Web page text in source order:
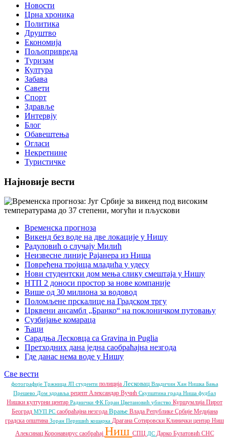
Новости
Црна хроника
Политика
Друштво
Економија
Пољопривреда
Туризам
Култура
Забава
Савети
Спорт
Здравље
Интервју
Блог
Обавештења
Огласи
Некретнине
Туристичке
Најновије вести
Временска прогноза
Викенд без воде на две локације у Нишу
Радуловић о случају Милић
Неизвесне линије Рајанера из Ниша
Повређена тројица младића у удесу
Нови студентски дом мења слику смештаја у Нишу
НТП 2 доноси простор за нове компаније
Више од 30 милиона за водовод
Поломљене прскалице на Градском тргу
Црквени ансамбл „Бранко“ на поклоничком путовању
Сузбијање комараца
Ћаци
Сарадња Лесковца са Gravina in Puglia
Претходних дана једна саобраћајна незгода
Где данас нема воде у Нишу
Све вести
фотографије Тржница ЈП студенти полиција Лесковац Владичин Хан Нишка Бања
Прешево Дом здравља рецепт Александар Вучић Скупштина града Ниша фудбал
Нишки културни центар Раднички ФК Горан Цветановић убиство Куршумлија Пирот
Београд МУП РС саобраћајна незгода Врање Влада Републике Србије Медијана
градска општина Зоран Перишић кошарка Драгана Сотировски Клинички центар Ниш
Алексинац Коронавирус саобраћај Ниш СПЦ ДС Дарко Булатовић СНС